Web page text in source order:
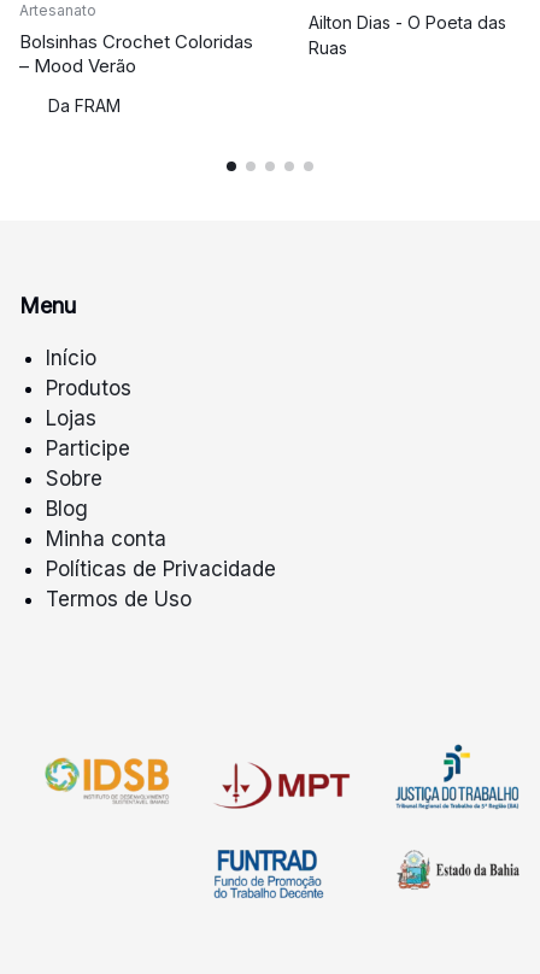
Artesanato
Bolsinhas Crochet Coloridas
– Mood Verão
Da FRAM
Ailton Dias - O Poeta das
Ruas
Menu
Início
Produtos
Lojas
Participe
Sobre
Blog
Minha conta
Políticas de Privacidade
Termos de Uso